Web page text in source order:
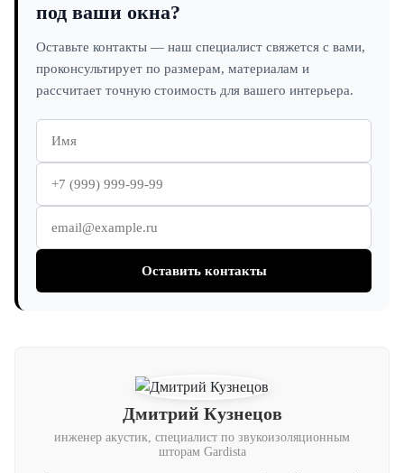
под ваши окна?
Оставьте контакты — наш специалист свяжется с вами,
проконсультирует по размерам, материалам и
рассчитает точную стоимость для вашего интерьера.
Оставить контакты
Дмитрий Кузнецов
инженер акустик, специалист по звукоизоляционным
шторам Gardista